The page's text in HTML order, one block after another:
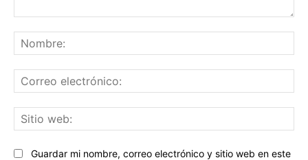
Guardar mi nombre, correo electrónico y sitio web en este